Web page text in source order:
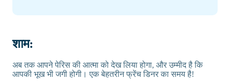
शाम:
अब तक आपने पेरिस की आत्मा को देख लिया होगा, और उम्मीद है कि
आपकी भूख भी जगी होगी। एक बेहतरीन फ्रेंच डिनर का समय है!